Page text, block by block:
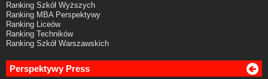
Ranking Szkół Wyższych
Ranking MBA Perspektywy
Ranking Liceów
Ranking Techników
Ranking Szkół Warszawskich
Perspektywy Press